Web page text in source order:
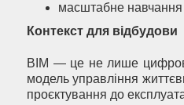
масштабне навчання
Контекст для відбудови
BIM — це не лише
модель управління
проєктування до